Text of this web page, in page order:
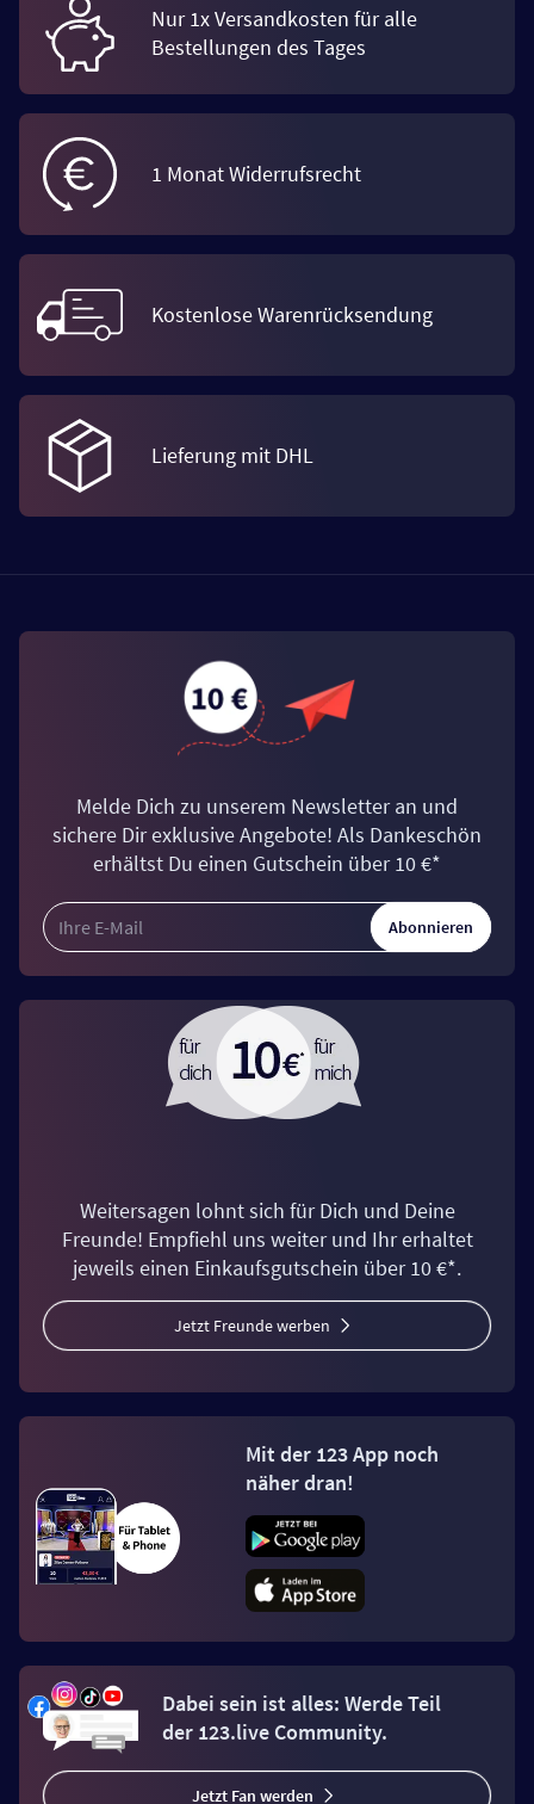
Nur 1x Versandkosten für alle
Bestellungen des Tages
1 Monat Widerrufsrecht
Kostenlose Warenrücksendung
Lieferung mit DHL
Melde Dich zu unserem Newsletter an und
sichere Dir exklusive Angebote! Als Dankeschön
erhältst Du einen Gutschein über 10 €*
Abonnieren
Weitersagen lohnt sich für Dich und Deine
Freunde! Empfiehl uns weiter und Ihr erhaltet
jeweils einen Einkaufsgutschein über 10 €*.
Jetzt Freunde werben
Mit der 123 App noch
näher dran!
Dabei sein ist alles: Werde Teil
der 123.live Community.
Jetzt Fan werden